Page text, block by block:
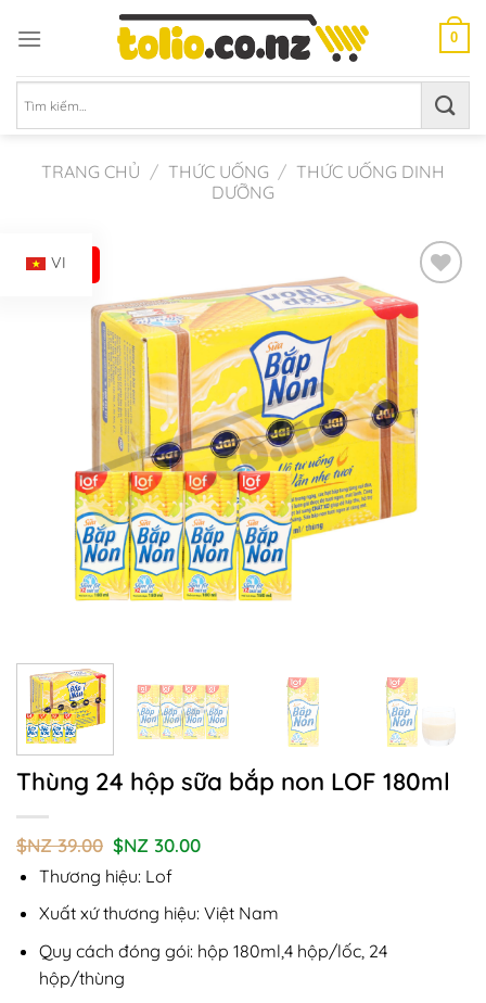
đến
0
kiếm:
TRANG CHỦ / THỨC UỐNG / THỨC UỐNG DINH
DƯỠNG
-23%
Add to
Wishlist
Thùng 24 hộp sữa bắp non LOF 180ml
$NZ39.00 Giá
gốc
là:
39.00.
$NZ 30.00Giá
$NZ
30.00.
Thương hiệu: Lof
Xuất xứ thương hiệu: Việt Nam
Quy cách đóng gói: hộp 180ml,4 hộp/lốc, 24
hộp/thùng
VI